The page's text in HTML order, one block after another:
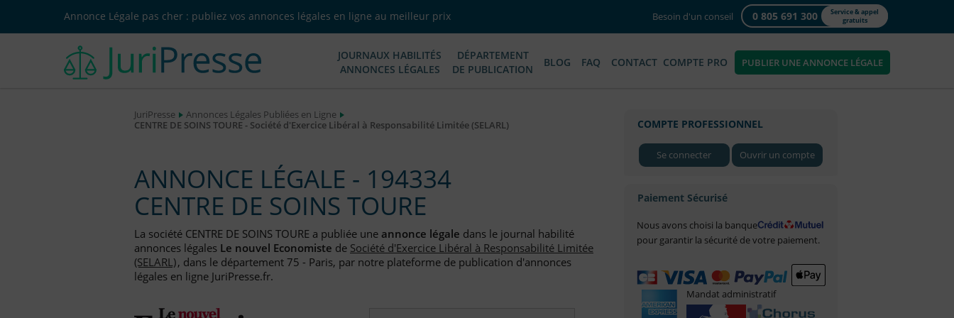
Annonce Légale pas cher : publiez vos annonces légales en ligne au meilleur prix Besoin d'un conseil 0 805 691 300
Service & appel
gratuits
JOURNAUX HABILITÉS
ANNONCES LÉGALES
DÉPARTEMENT
DE PUBLICATION
BLOG FAQ CONTACT COMPTE PRO PUBLIER UNE ANNONCE LÉGALE
JuriPresse
Annonces Légales Publiées en Ligne
CENTRE DE SOINS TOURE - Société d'Exercice Libéral à Responsabilité Limitée (SELARL)
ANNONCE LÉGALE - 194334
CENTRE DE SOINS TOURE
La société CENTRE DE SOINS TOURE a publiée une annonce légale dans le journal habilité
annonces légales Le nouvel Economiste de Société d'Exercice Libéral à Responsabilité Limitée
(SELARL), dans le département 75 - Paris, par notre plateforme de publication d'annonces
légales en ligne JuriPresse.fr.
COMPTE PROFESSIONNEL
Se connecter Ouvrir un compte
Paiement Sécurisé
Nous avons choisi la banque
pour garantir la sécurité de votre paiement.
Mandat administratif